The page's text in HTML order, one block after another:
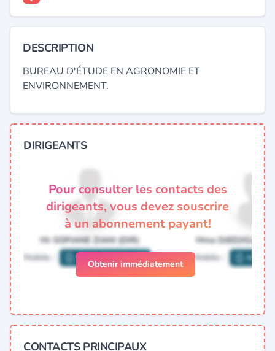
DESCRIPTION
BUREAU D'ÉTUDE EN AGRONOMIE ET
ENVIRONNEMENT.
DIRIGEANTS
Pour consulter les contacts des
dirigeants, vous devez souscrire
à un abonnement payant!
Obtenir immédiatement
CONTACTS PRINCIPAUX